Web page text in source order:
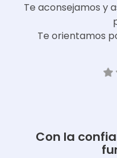
Te aconsejamos y
Te orientamos
Con la